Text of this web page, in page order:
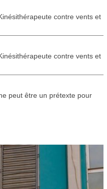
contre vents et
contre vents et
peut être un prétexte pour